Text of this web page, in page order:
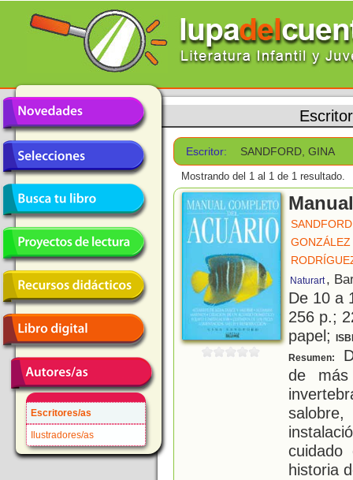
Escritores/as
Ilustradores/as
Escritor: SANDFORD, GINA
Mostrando del 1 al 1 de 1 resultado.
Naturart ,
De 10 a
256 p.;
papel;
Resumen:
de
historia